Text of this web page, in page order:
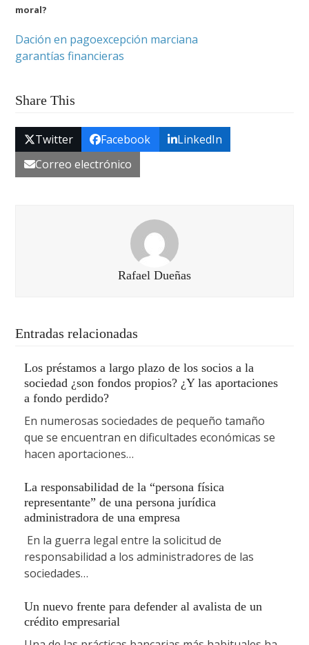
moral?
Dación en pagoexcepción marciana
garantías financieras
Share This
Twitter Facebook
LinkedIn
Correo electrónico
Rafael Dueñas
Entradas relacionadas
Los préstamos a largo plazo de los socios a la
sociedad ¿son fondos propios? ¿Y las aportaciones
a fondo perdido?
En numerosas sociedades de pequeño tamaño
que se encuentran en dificultades económicas se
hacen aportaciones…
La responsabilidad de la “persona física
representante” de una persona jurídica
administradora de una empresa
En la guerra legal entre la solicitud de
responsabilidad a los administradores de las
sociedades…
Un nuevo frente para defender al avalista de un
crédito empresarial